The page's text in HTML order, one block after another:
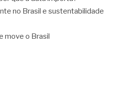
no Brasil e sustentabilidade
move o Brasil